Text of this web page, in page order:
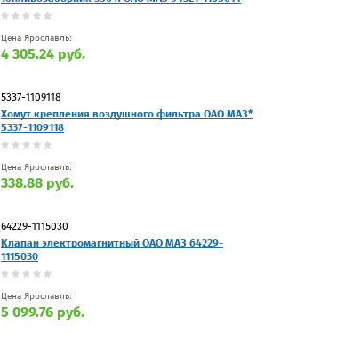
Цена Ярославль:
4 305.24 руб.
5337-1109118
Хомут крепления воздушного фильтра ОАО МАЗ*
5337-1109118
Цена Ярославль:
338.88 руб.
64229-1115030
Клапан электромагнитный ОАО МАЗ 64229-
1115030
Цена Ярославль:
5 099.76 руб.